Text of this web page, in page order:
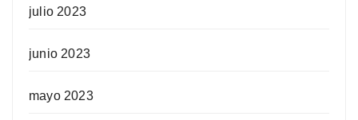
julio 2023
junio 2023
mayo 2023